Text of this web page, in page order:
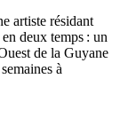
artiste résidant
deux temps : un
de la Guyane
à